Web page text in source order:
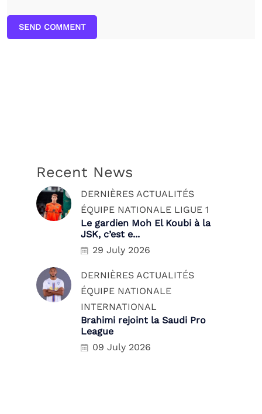
SEND COMMENT
Recent News
DERNIÈRES ACTUALITÉS
ÉQUIPE NATIONALE LIGUE 1
Le gardien Moh El Koubi à la
JSK, c’est e...
29 July 2026
DERNIÈRES ACTUALITÉS
ÉQUIPE NATIONALE
INTERNATIONAL
Brahimi rejoint la Saudi Pro
League
09 July 2026